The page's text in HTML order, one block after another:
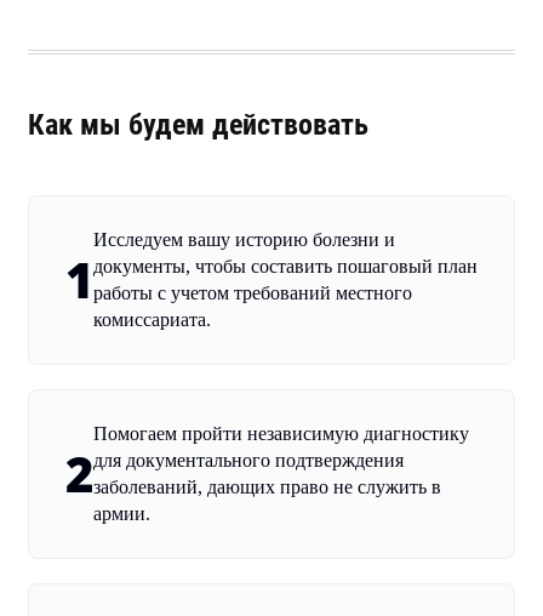
Как мы будем действовать
1
Исследуем вашу историю болезни и
документы, чтобы составить пошаговый план
работы с учетом требований местного
комиссариата.
2
Помогаем пройти независимую диагностику
для документального подтверждения
заболеваний, дающих право не служить в
армии.